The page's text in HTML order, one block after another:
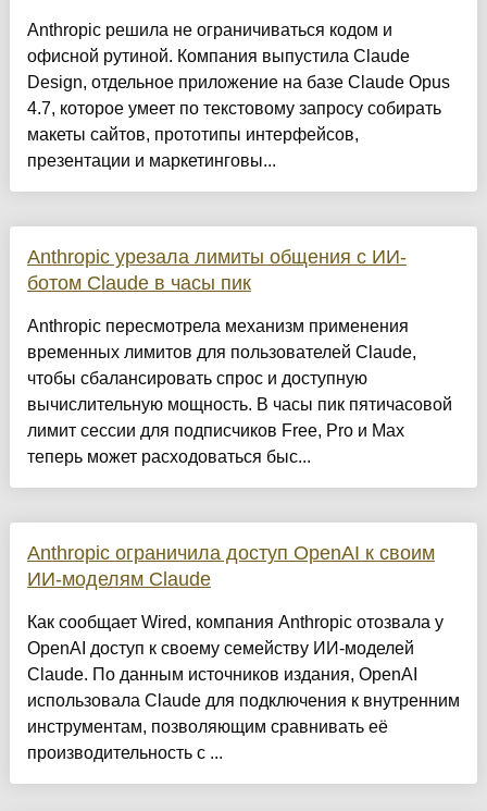
Anthropic решила не ограничиваться кодом и
офисной рутиной. Компания выпустила Claude
Design, отдельное приложение на базе Claude Opus
4.7, которое умеет по текстовому запросу собирать
макеты сайтов, прототипы интерфейсов,
презентации и маркетинговы...
Anthropic урезала лимиты общения с ИИ-
ботом Claude в часы пик
Anthropic пересмотрела механизм применения
временных лимитов для пользователей Claude,
чтобы сбалансировать спрос и доступную
вычислительную мощность. В часы пик пятичасовой
лимит сессии для подписчиков Free, Pro и Max
теперь может расходоваться быс...
Anthropic ограничила доступ OpenAI к своим
ИИ-моделям Claude
Как сообщает Wired, компания Anthropic отозвала у
OpenAI доступ к своему семейству ИИ-моделей
Claude. По данным источников издания, OpenAI
использовала Claude для подключения к внутренним
инструментам, позволяющим сравнивать её
производительность с ...